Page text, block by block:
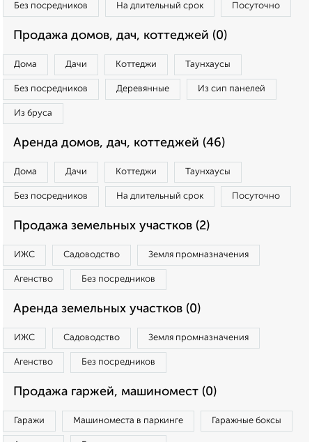
Без посредников На длительный срок Посуточно
Продажа домов, дач, коттеджей (0)
Дома Дачи Коттеджи Таунхаусы
Без посредников Деревянные Из сип панелей
Из бруса
Аренда домов, дач, коттеджей (46)
Дома Дачи Коттеджи Таунхаусы
Без посредников На длительный срок Посуточно
Продажа земельных участков (2)
ИЖС Садоводство Земля промназначения
Агенство Без посредников
Аренда земельных участков (0)
ИЖС Садоводство Земля промназначения
Агенство Без посредников
Продажа гаржей, машиномест (0)
Гаражи Машиноместа в паркинге Гаражные боксы